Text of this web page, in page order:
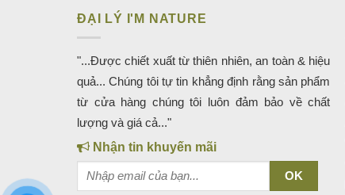
ĐẠI LÝ I'M NATURE
"...Được chiết xuất từ thiên nhiên, an toàn & hiệu
quả... Chúng tôi tự tin khẳng định rằng sản phẩm
từ cửa hàng chúng tôi luôn đảm bảo về chất
lượng và giá cả..."
Nhận tin khuyến mãi